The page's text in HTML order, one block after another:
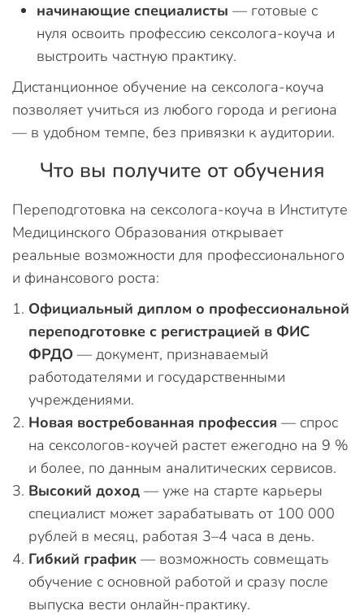
начинающие специалисты — готовые с
нуля освоить профессию сексолога-коуча и
выстроить частную практику.
Дистанционное обучение на сексолога-коуча
позволяет учиться из любого города и региона
— в удобном темпе, без привязки к аудитории.
Что вы получите от обучения
Переподготовка на сексолога-коуча в Институте
Медицинского Образования открывает
реальные возможности для профессионального
и финансового роста:
Официальный диплом о профессиональной
переподготовке с регистрацией в ФИС
ФРДО — документ, признаваемый
работодателями и государственными
учреждениями.
Новая востребованная профессия — спрос
на сексологов-коучей растет ежегодно на 9 %
и более, по данным аналитических сервисов.
Высокий доход — уже на старте карьеры
специалист может зарабатывать от 100 000
рублей в месяц, работая 3–4 часа в день.
Гибкий график — возможность совмещать
обучение с основной работой и сразу после
выпуска вести онлайн-практику.